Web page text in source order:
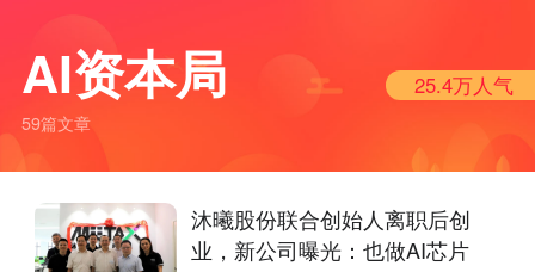
AI资本局
59篇文章
25.4万人气
沐曦股份联合创始人离职后创
业，新公司曝光：也做AI芯片